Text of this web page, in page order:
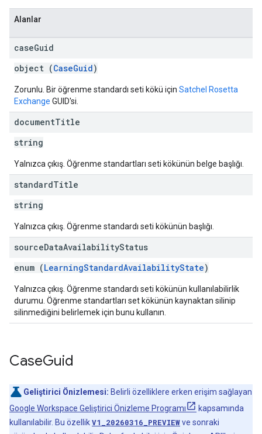
Alanlar
caseGuid
object (CaseGuid)
Zorunlu. Bir öğrenme standardı seti kökü için Satchel Rosetta
Exchange GUID'si.
documentTitle
string
Yalnızca çıkış. Öğrenme standartları seti kökünün belge başlığı.
standardTitle
string
Yalnızca çıkış. Öğrenme standardı seti kökünün başlığı.
sourceDataAvailabilityStatus
enum (LearningStandardAvailabilityState)
Yalnızca çıkış. Öğrenme standardı seti kökünün kullanılabilirlik
durumu. Öğrenme standartları set kökünün kaynaktan silinip
silinmediğini belirlemek için bunu kullanın.
CaseGuid
Geliştirici Önizlemesi: Belirli özelliklere erken erişim sağlayan
Google Workspace Geliştirici Önizleme Programı
kapsamında
kullanılabilir. Bu özellikV1_20260316_PREVIEWve sonraki